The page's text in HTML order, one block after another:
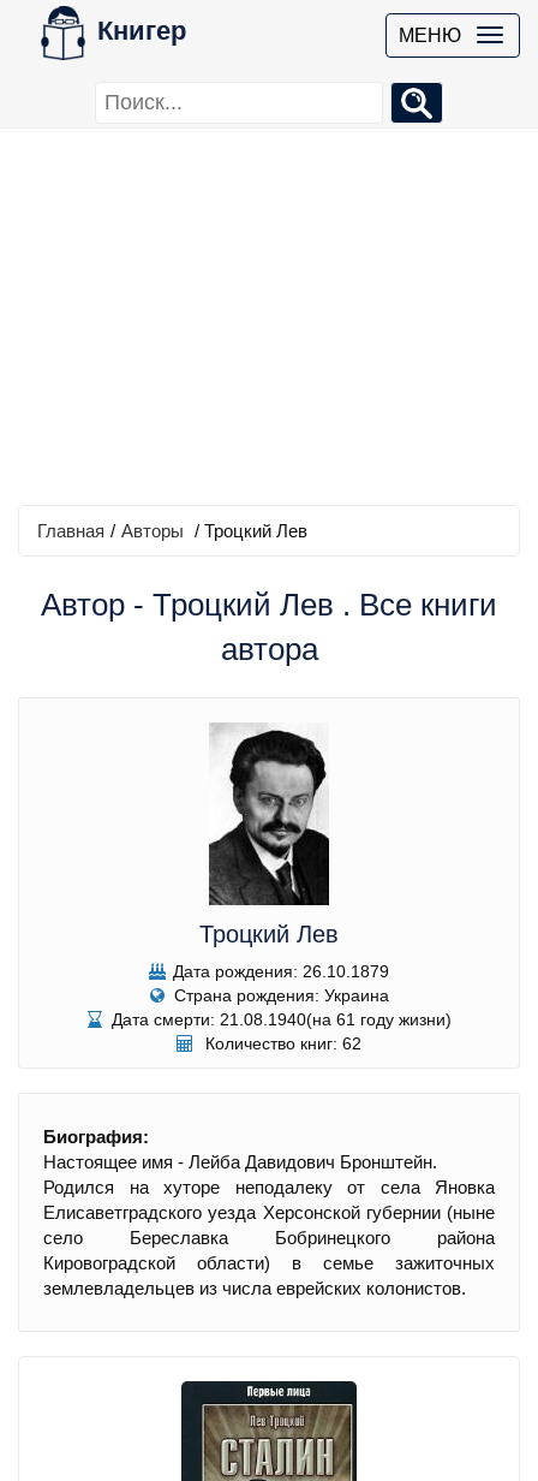
Книгер МЕНЮ
Главная / Авторы / Троцкий Лев
Автор - Троцкий Лев . Все книги
автора
Троцкий Лев
Дата рождения: 26.10.1879
Страна рождения: Украина
Дата смерти: 21.08.1940(на 61 году жизни)
Количество книг: 62
Биография:
Настоящее имя - Лейба Давидович Бронштейн.
Родился на хуторе неподалеку от села Яновка
Елисаветградского уезда Херсонской губернии (ныне
село Береславка Бобринецкого района
Кировоградской области) в семье зажиточных
землевладельцев из числа еврейских колонистов.